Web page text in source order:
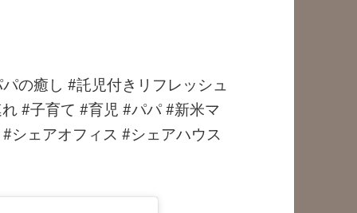
の癒し #託児付きリフレッシュ
#子育て #育児 #パパ #新米マ
ェアオフィス #シェアハウス